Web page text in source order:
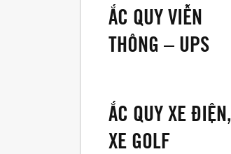
ẮC QUY VIỄN
THÔNG – UPS
ẮC QUY XE ĐIỆN,
XE GOLF